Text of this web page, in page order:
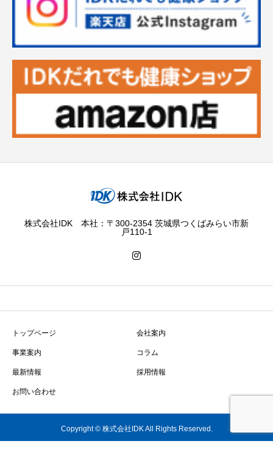
株式会社IDK 本社：〒300-2354 茨城県つくばみらい市新
戸110-1
トップページ 会社案内
事業案内 コラム
最新情報 採用情報
お問い合わせ
Copyright © 株式会社IDK All Rights Reserved.